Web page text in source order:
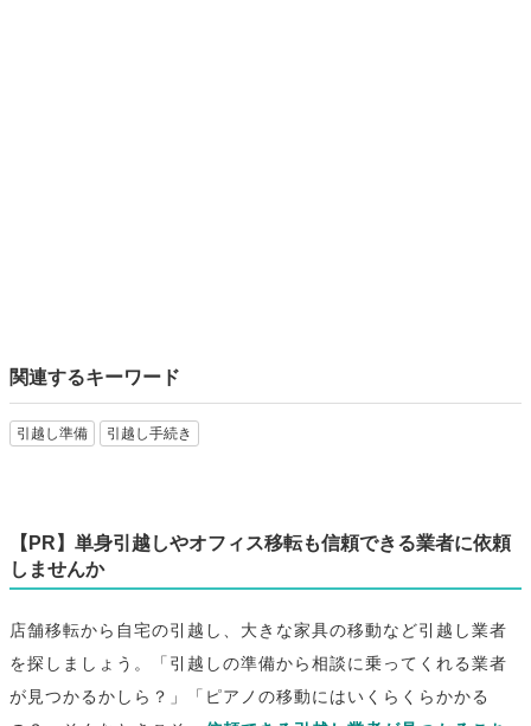
関連するキーワード
引越し準備 引越し手続き
【PR】単身引越しやオフィス移転も信頼できる業者に依頼
しませんか
店舗移転から自宅の引越し、大きな家具の移動など引越し業者
を探しましょう。「引越しの準備から相談に乗ってくれる業者
が見つかるかしら？」「ピアノの移動にはいくらくらかかる